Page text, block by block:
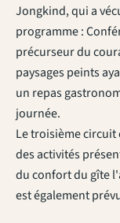
Jongkind, qui a
programme :
précurseur du
paysages peints
un repas
journée.
Le troisième
des activités
du confort du gîte
est également